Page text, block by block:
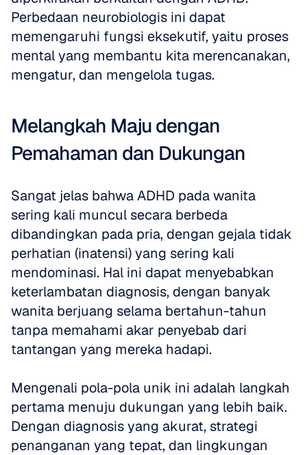
Perbedaan neurobiologis ini dapat
memengaruhi fungsi eksekutif, yaitu proses
mental yang membantu kita merencanakan,
mengatur, dan mengelola tugas.
Melangkah Maju dengan
Pemahaman dan Dukungan
Sangat jelas bahwa ADHD pada wanita
sering kali muncul secara berbeda
dibandingkan pada pria, dengan gejala tidak
perhatian (inatensi) yang sering kali
mendominasi. Hal ini dapat menyebabkan
keterlambatan diagnosis, dengan banyak
wanita berjuang selama bertahun-tahun
tanpa memahami akar penyebab dari
tantangan yang mereka hadapi.
Mengenali pola-pola unik ini adalah langkah
pertama menuju dukungan yang lebih baik.
Dengan diagnosis yang akurat, strategi
penanganan yang tepat, dan lingkungan